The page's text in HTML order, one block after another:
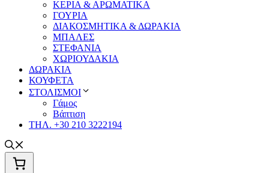
ΚΕΡΙΑ & ΑΡΩΜΑΤΙΚΑ
ΓΟΥΡΙΑ
ΔΙΑΚΟΣΜΗΤΙΚΑ & ΔΩΡΑΚΙΑ
ΜΠΑΛΕΣ
ΣΤΕΦΑΝΙΑ
ΧΩΡΙΟΥΔΑΚΙΑ
ΔΩΡΑΚΙΑ
ΚΟΥΦΕΤΑ
ΣΤΟΛΙΣΜΟΙ
Γάμος
Βάπτιση
ΤΗΛ. +30 210 3222194